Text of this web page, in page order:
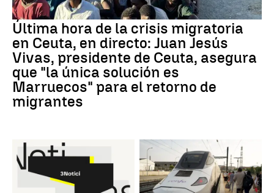
Última hora de la crisis migratoria
en Ceuta, en directo: Juan Jesús
Vivas, presidente de Ceuta, asegura
que "la única solución es
Marruecos" para el retorno de
migrantes